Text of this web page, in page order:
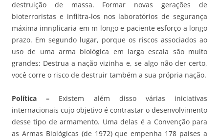
destruição de massa. Formar novas gerações de
bioterroristas e infiltra-los nos laboratórios de segurança
máxima imnplicaria em m longo e paciente esforço a longo
prazo. Em segundo lugar, porque os riscos associados ao
uso de uma arma biológica em larga escala são muito
grandes: Destrua a nação vizinha e, se algo não der certo,
você corre o risco de destruir também a sua própria nação.
Política – Existem além disso várias iniciativas
internacionais cujo objetivo é contrastar o desenvolvimento
desse tipo de armamento. Uma delas é a Convenção para
as Armas Biológicas (de 1972) que empenha 178 países a